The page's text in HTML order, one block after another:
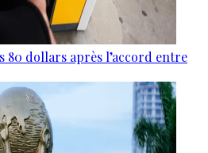
80 dollars après l’accord entre